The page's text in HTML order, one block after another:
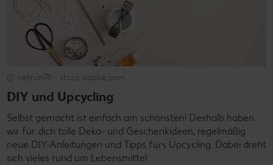
© netrun78 - stock.adobe.com
DIY und Upcycling
Selbst gemacht ist einfach am schönsten! Deshalb haben
wir für dich tolle Deko- und Geschenkideen, regelmäßig
neue DIY-Anleitungen und Tipps fürs Upcycling. Dabei dreht
sich vieles rund um Lebensmittel.